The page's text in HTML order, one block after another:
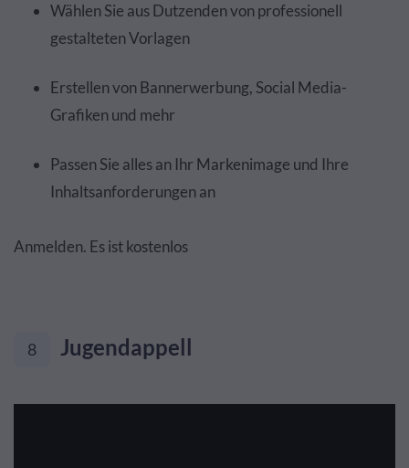
Wählen Sie aus Dutzenden von professionell
gestalteten Vorlagen
Erstellen von Bannerwerbung, Social Media-
Grafiken und mehr
Passen Sie alles an Ihr Markenimage und Ihre
Inhaltsanforderungen an
Anmelden. Es ist kostenlos
8 Jugendappell